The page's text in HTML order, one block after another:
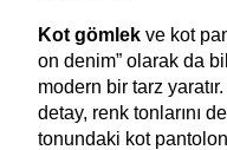
Kot gömlek ve kot
on denim” olarak da
modern bir tarz
detay, renk tonlarını
tonundaki kot